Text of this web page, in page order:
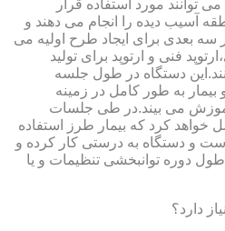
کامپیوتری مانند CAD و CAM می توانند مورد استفاده قرار
آسیب دیده را انجام می دهند و
سه بعدی برای ایجاد طرح اولیه می
فنی و ارتوپد برای تولید
دستگاه در طول جلسه
به طور کامل در زمینه
می بیند.در طی جلسات
خواهد کرد که بیمار طرز استفاده
است و دستگاه به درستی کار کرده و
دوره توانبخشی تنظیمات و یا
دارد؟